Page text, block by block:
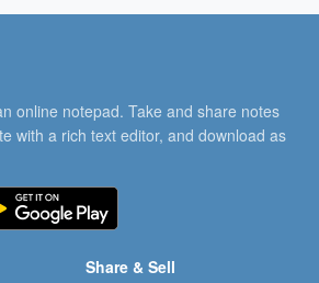
online notepad. Take and share notes
with a rich text editor, and download as
Share & Sell